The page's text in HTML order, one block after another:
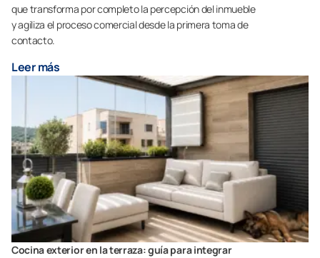
que transforma por completo la percepción del inmueble
y agiliza el proceso comercial desde la primera toma de
contacto.
Leer más
Cocina exterior en la terraza: guía para integrar